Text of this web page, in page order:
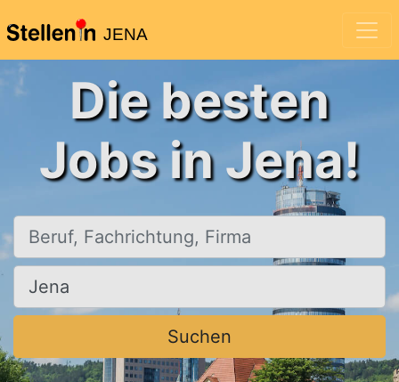
JENA
Die besten
Jobs in Jena!
Beruf, Fachrichtung, Firma
Ort, Stadt
Suchen